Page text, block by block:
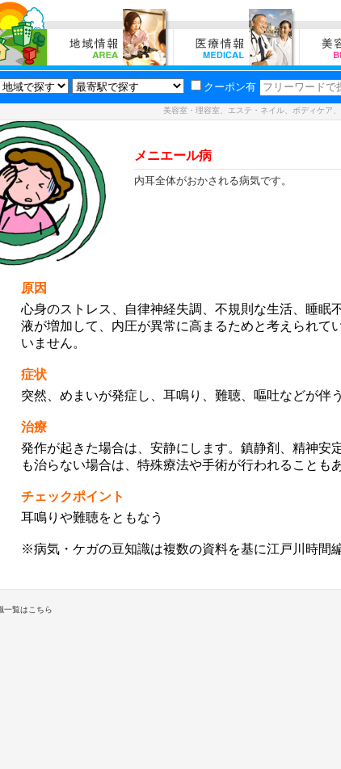
クーポン有
美容室・理容室、エステ・ネイル、ボディケア
メニエール病
内耳全体がおかされる病気です。
原因
心身のストレス、自律神経失調、不規則な生活、睡眠
液が増加して、内圧が異常に高まるためと考えられて
いません。
症状
突然、めまいが発症し、耳鳴り、難聴、嘔吐などが伴
治療
発作が起きた場合は、安静にします。鎮静剤、精神安
も治らない場合は、特殊療法や手術が行われることも
チェックポイント
耳鳴りや難聴をともなう
※病気・ケガの豆知識は複数の資料を基に江戸川時間
一覧はこちら